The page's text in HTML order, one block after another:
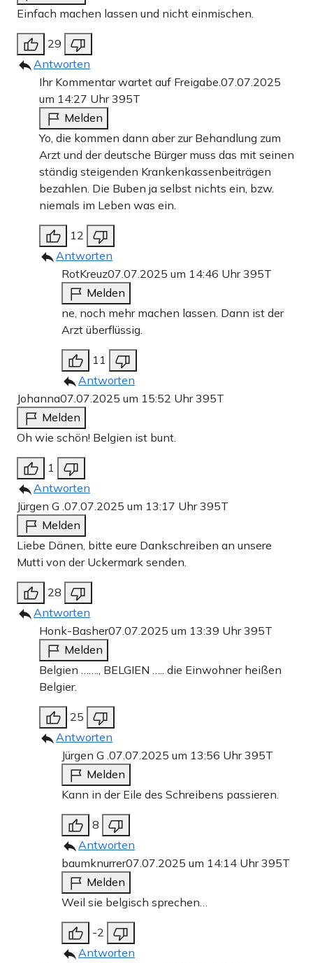
Einfach machen lassen und nicht einmischen.
29
Antworten
Ihr Kommentar wartet auf Freigabe.07.07.2025
um 14:27 Uhr395T
Melden
Yo, die kommen dann aber zur Behandlung zum
Arzt und der deutsche Bürger muss das mit seinen
ständig steigenden Krankenkassenbeiträgen
bezahlen. Die Buben ja selbst nichts ein, bzw.
niemals im Leben was ein.
12
Antworten
RotKreuz07.07.2025 um 14:46 Uhr395T
Melden
ne, noch mehr machen lassen. Dann ist der
Arzt überflüssig.
11
Antworten
Johanna07.07.2025 um 15:52 Uhr395T
Melden
Oh wie schön! Belgien ist bunt.
1
Antworten
Jürgen G .07.07.2025 um 13:17 Uhr395T
Melden
Liebe Dänen, bitte eure Dankschreiben an unsere
Mutti von der Uckermark senden.
28
Antworten
Honk-Basher07.07.2025 um 13:39 Uhr395T
Melden
Belgien ……., BELGIEN ….. die Einwohner heißen
Belgier.
25
Antworten
Jürgen G .07.07.2025 um 13:56 Uhr395T
Melden
Kann in der Eile des Schreibens passieren.
8
Antworten
baumknurrer07.07.2025 um 14:14 Uhr395T
Melden
Weil sie belgisch sprechen…
-2
Antworten